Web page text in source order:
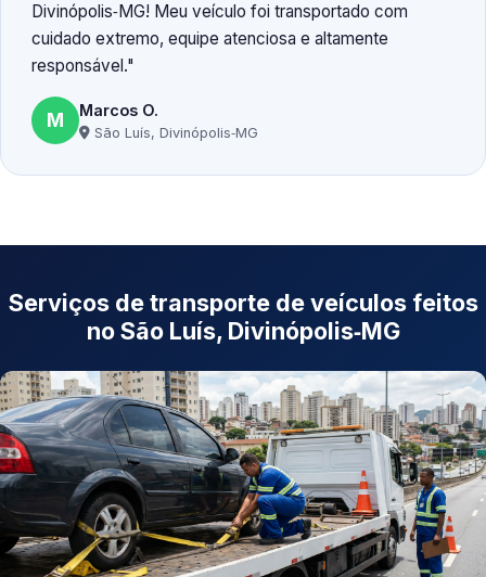
Divinópolis‑MG! Meu veículo foi transportado com
cuidado extremo, equipe atenciosa e altamente
responsável.
M Marcos O.
São Luís, Divinópolis‑MG
Serviços de transporte de veículos feitos
no São Luís, Divinópolis‑MG